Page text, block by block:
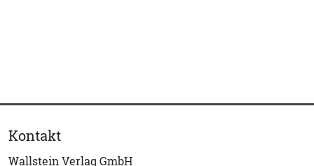
Kontakt
Wallstein Verlag GmbH